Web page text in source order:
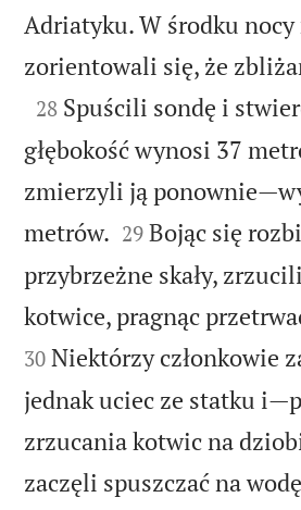
Adriatyku. W środku nocy
zorientowali się, że

28 Spuścili sondę i
głębokość wynosi 37
zmierzyli ją
metrów. 

29 Bojąc się
przybrzeżne skały,
kotwice, pragnąc
30 Niektórzy członkowie
jednak uciec ze statku
zrzucania kotwic na
zaczęli spuszczać na